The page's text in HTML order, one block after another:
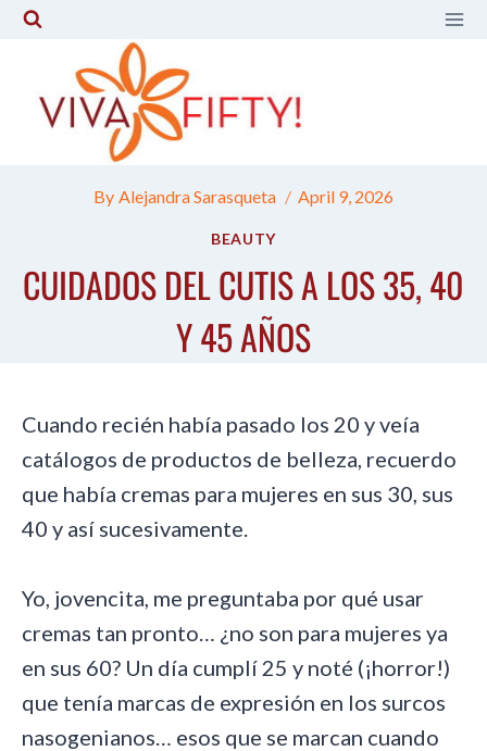
Skip
content
By Alejandra Sarasqueta April 9, 2026
BEAUTY
CUIDADOS DEL CUTIS A LOS 35, 40
Y 45 AÑOS
Cuando recién había pasado los 20 y veía
catálogos de productos de belleza, recuerdo
que había cremas para mujeres en sus 30, sus
40 y así sucesivamente.
Yo, jovencita, me preguntaba por qué usar
cremas tan pronto… ¿no son para mujeres ya
en sus 60? Un día cumplí 25 y noté (¡horror!)
que tenía marcas de expresión en los surcos
nasogenianos… esos que se marcan cuando